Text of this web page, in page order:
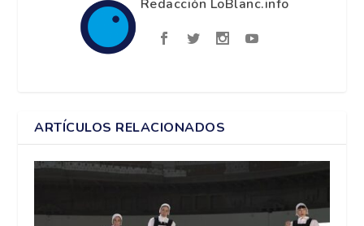
Redacción LoBlanc.info
ARTÍCULOS RELACIONADOS